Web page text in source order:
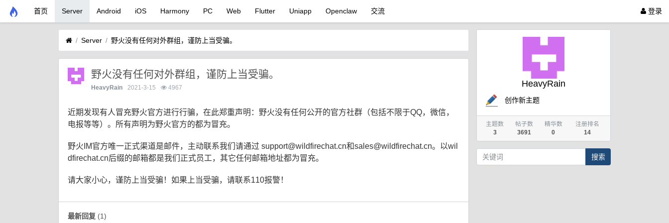
首页 Server Android iOS Harmony PC Web Flutter Uniapp Openclaw 交流 登录
Server 野火没有任何对外群组，谨防上当受骗。
野火没有任何对外群组，谨防上当受骗。
HeavyRain 2021-3-15 4967
近期发现有人冒充野火官方进行行骗，在此郑重声明：野火没有任何公开的官方社群（包括不限于QQ，微信，
电报等等）。所有声明为野火官方的都为冒充。
野火IM官方唯一正式渠道是邮件，主动联系我们请通过 support@wildfirechat.cn和sales@wildfirechat.cn。以wil
dfirechat.cn后缀的邮箱都是我们正式员工，其它任何邮箱地址都为冒充。
请大家小心，谨防上当受骗！如果上当受骗，请联系110报警！
最新回复(1)
HeavyRain
创作新主题
主题数
3
帖子数
3691
精华数
0
注册排名
14
搜索